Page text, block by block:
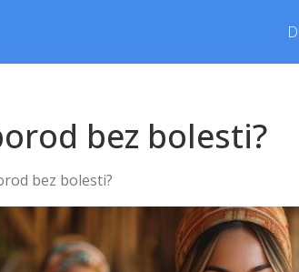
bez bolesti?
bez bolesti?